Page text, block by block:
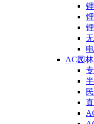
AC园